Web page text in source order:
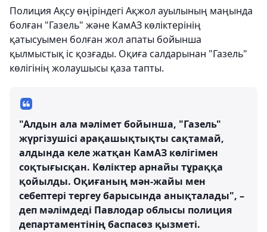
Полиция Ақсу өңіріндегі Ақжол ауылының маңында
болған "Газель" және КамАЗ көліктерінің
қатысуымен болған жол апаты бойынша
қылмыстық іс қозғады. Оқиға салдарынан "Газель"
көлігінің жолаушысы қаза тапты.
"Алдын ала мәлімет бойынша, "Газель"
жүргізушісі арақашықтықты сақтамай,
алдында келе жатқан КамАЗ көлігімен
соқтығысқан. Көліктер арнайы тұраққа
қойылды. Оқиғаның мән-жайы мен
себептері тергеу барысында анықталады", –
деп мәлімдеді Павлодар облысы полиция
департаментінің баспасөз қызметі.